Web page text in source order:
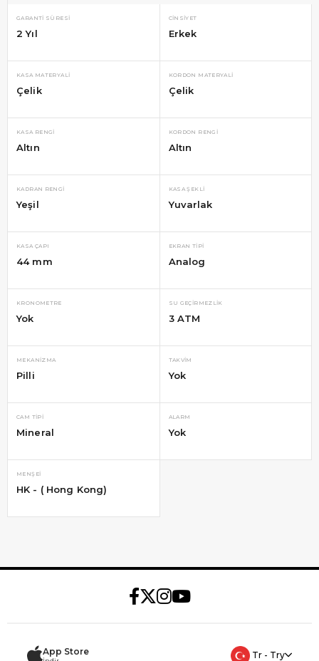
GARANTI SÜRESI
2 Yıl
CINSIYET
Erkek
KASA MATERYALI
Çelik
KORDON MATERYALI
Çelik
KASA RENGI
Altın
KORDON RENGI
Altın
KADRAN RENGI
Yeşil
KASA ŞEKLI
Yuvarlak
KASA ÇAPI
44 mm
EKRAN TIPI
Analog
KRONOMETRE
Yok
SU GEÇIRMEZLIK
3 ATM
MEKANIZMA
Pilli
TAKVIM
Yok
CAM TIPI
Mineral
ALARM
Yok
MENŞEI
HK - ( Hong Kong)
App Store Tr - Try